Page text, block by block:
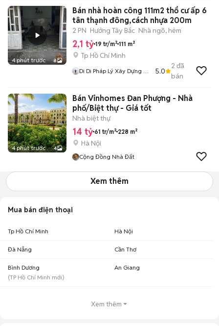
4 phút trước 8
Bán nhà hoàn công 111m2 thổ cư ấp 6
tân thạnh đông,cách nhựa 200m
2 PN Hướng Tây Bắc Nhà ngõ, hẻm
2,1 tỷ 19 tr/m² 111 m²
Tp Hồ Chí Minh
Di Di Pháp Lý Xây Dựng Củ
5.0
2 đã
bán
4 phút trước 4
Bán Vinhomes Đan Phượng - Nhà
phố/Biệt thự - Giá tốt
Nhà biệt thự
14 tỷ 61 tr/m² 228 m²
Hà Nội
Cộng Đồng Nhà Đất
Xem thêm
Mua bán điện thoại
Tp Hồ Chí Minh Hà Nội
Đà Nẵng Cần Thơ
Bình Dương
(TP Hồ Chí Minh mới)
An Giang
Xem thêm